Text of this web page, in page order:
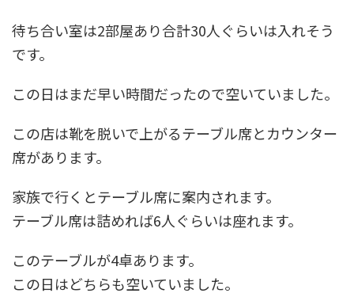
待ち合い室は2部屋あり合計30人ぐらいは入れそう
です。
この日はまだ早い時間だったので空いていました。
この店は靴を脱いで上がるテーブル席とカウンター
席があります。
家族で行くとテーブル席に案内されます。
テーブル席は詰めれば6人ぐらいは座れます。
このテーブルが4卓あります。
この日はどちらも空いていました。